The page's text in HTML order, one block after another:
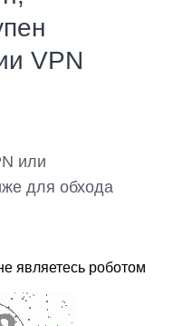
VPN
или
для обхода
являетесь роботом